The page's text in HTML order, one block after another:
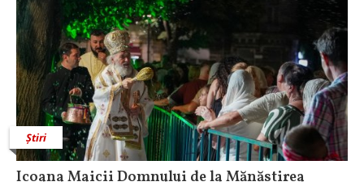
Știri
Icoana Maicii Domnului de la Mănăstirea